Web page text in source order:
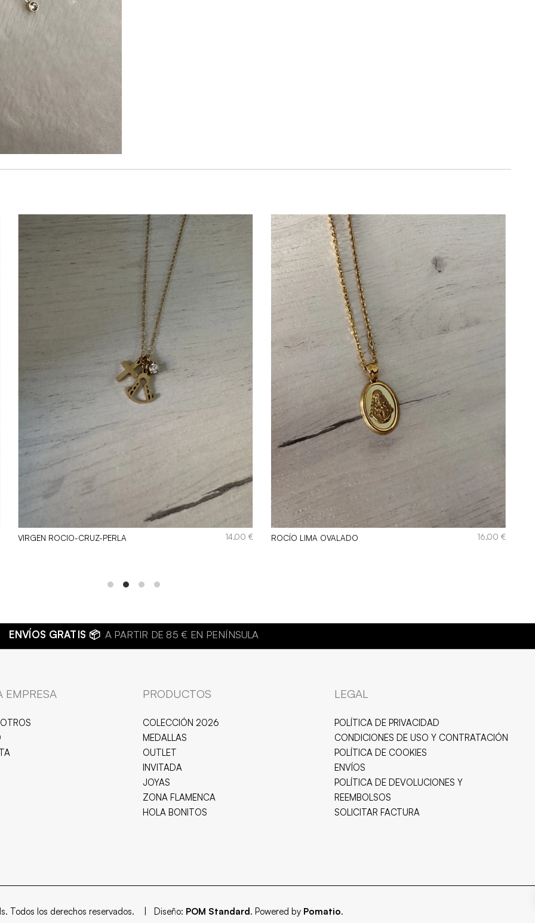
VIRGEN ROCIO-CRUZ-PERLA 14,00 € ROCÍO LIMA OVALADO 16,00€
DE CALIDAD 💍JOYAS HIPOALERGÉNICAS Y RESISTENTES AL AGUA
EMPRESA PRODUCTOS
COLECCIÓN 2026
MEDALLAS
OUTLET
INVITADA
JOYAS
ZONA FLAMENCA
HOLA BONITOS
LEGAL
POLÍTICA DE PRIVACIDAD
CONDICIONES DE USO Y CONTRATACIÓN
POLÍTICA DE COOKIES
ENVÍOS
POLÍTICA DE DEVOLUCIONES Y
REEMBOLSOS
SOLICITAR FACTURA
Todos los derechos reservados. | Diseño: POM Standard. Powered by Pomatio.